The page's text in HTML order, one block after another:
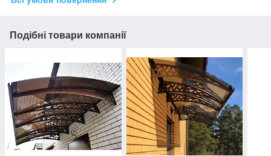
Подібні товари компанії